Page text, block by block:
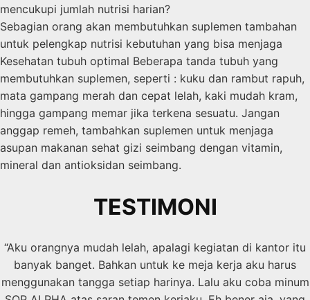
mencukupi jumlah nutrisi harian?
Sebagian orang akan membutuhkan suplemen tambahan
untuk pelengkap nutrisi kebutuhan yang bisa menjaga
Kesehatan tubuh optimal Beberapa tanda tubuh yang
membutuhkan suplemen, seperti : kuku dan rambut rapuh,
mata gampang merah dan cepat lelah, kaki mudah kram,
hingga gampang memar jika terkena sesuatu. Jangan
anggap remeh, tambahkan suplemen untuk menjaga
asupan makanan sehat gizi seimbang dengan vitamin,
mineral dan antioksidan seimbang.
TESTIMONI
“Aku orangnya mudah lelah, apalagi kegiatan di kantor itu
banyak banget. Bahkan untuk ke meja kerja aku harus
menggunakan tangga setiap harinya. Lalu aku coba minum